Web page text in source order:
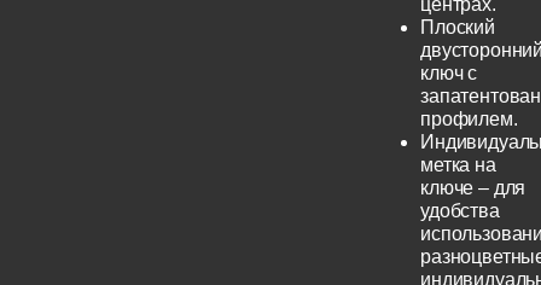
центрах.
Плоский
ключ с
профилем.
метка на
ключе – для
удобства